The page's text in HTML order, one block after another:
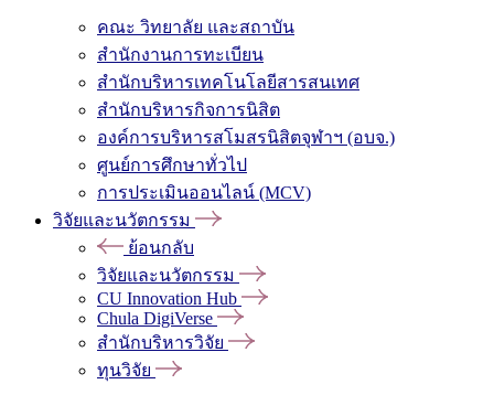
คณะ วิทยาลัย และสถาบัน
สำนักงานการทะเบียน
สำนักบริหารเทคโนโลยีสารสนเทศ
สำนักบริหารกิจการนิสิต
องค์การบริหารสโมสรนิสิตจุฬาฯ (อบจ.)
ศูนย์การศึกษาทั่วไป
การประเมินออนไลน์ (MCV)
วิจัยและนวัตกรรม
ย้อนกลับ
วิจัยและนวัตกรรม
CU Innovation Hub
Chula DigiVerse
สำนักบริหารวิจัย
ทุนวิจัย